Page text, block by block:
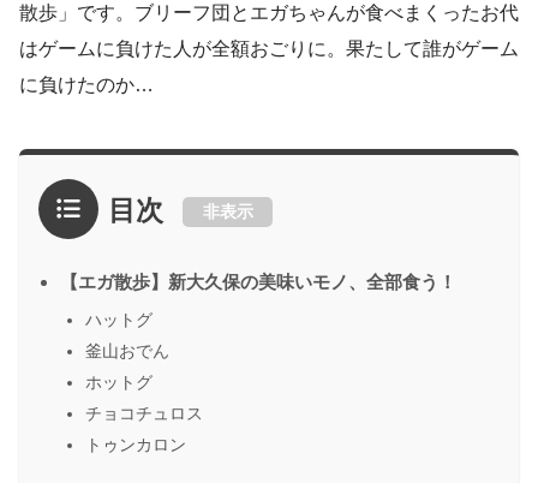
散歩」です。ブリーフ団とエガちゃんが食べまくったお代
はゲームに負けた人が全額おごりに。果たして誰がゲーム
に負けたのか…
目次 非表示
【エガ散歩】新大久保の美味いモノ、全部食う！
ハットグ
釜山おでん
ホットグ
チョコチュロス
トゥンカロン